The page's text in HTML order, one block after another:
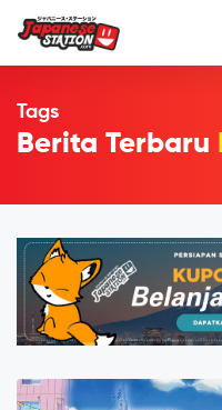
Tags
Berita Terbaru